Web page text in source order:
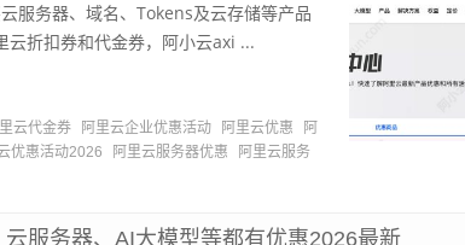
服务器、域名、Tokens及云存储等产品
折扣券和代金券，阿小云axi ...
云代金券 阿里云企业优惠活动 阿里云优惠
阿
优惠活动2026 阿里云服务器优惠
阿里云服务
服务器、AI大模型等都有优惠2026最新